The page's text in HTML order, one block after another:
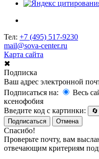
Тел: +7 (495) 517-9230
mail@sova-center.ru
Карта сайта
✖
Подписка
Ваш адрес электронной
Подписаться на:
Весь
ксенофобия
Введите код с картинки:
🔄
Подписаться
Отмена
Спасибо!
Проверьте почту, вам
отвечающим критериям